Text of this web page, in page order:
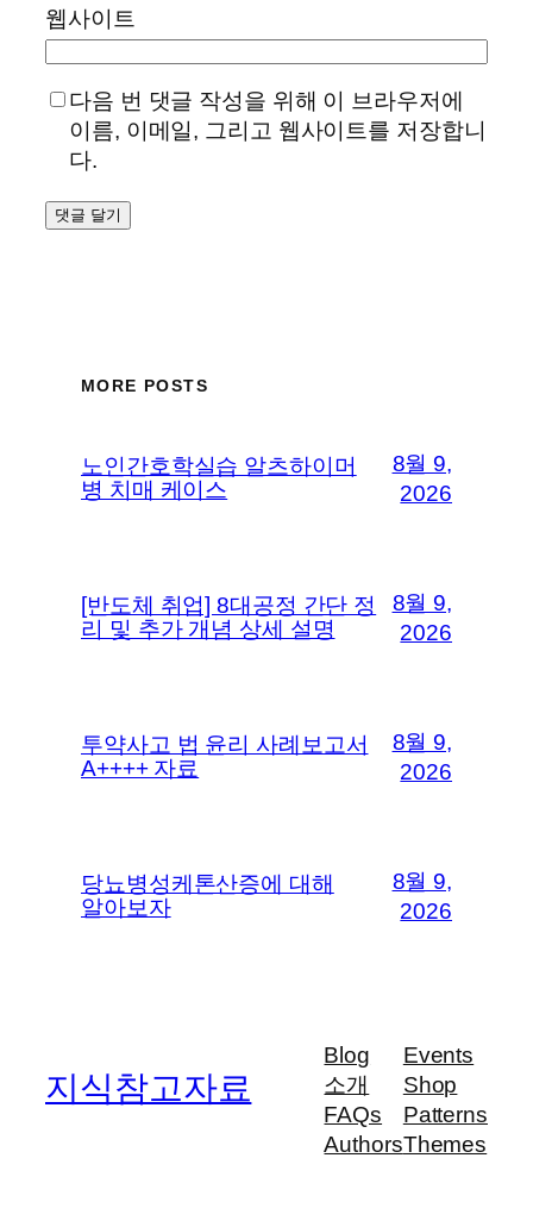
웹사이트
다음 번 댓글 작성을 위해 이 브라우저에
이름, 이메일, 그리고 웹사이트를 저장합니
다.
MORE POSTS
노인간호학실습 알츠하이머
병 치매 케이스
8월 9,
2026
[반도체 취업] 8대공정 간단 정
리 및 추가 개념 상세 설명
8월 9,
2026
투약사고 법 윤리 사례보고서
A++++ 자료
8월 9,
2026
당뇨병성케톤산증에 대해
알아보자
8월 9,
2026
지식참고자료
Blog
소개
FAQs
Authors
Events
Shop
Patterns
Themes